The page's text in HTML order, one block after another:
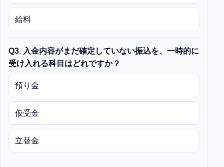
給料
Q3. 入金内容がまだ確定していない振込を、一時的に
受け入れる科目はどれですか？
預り金
仮受金
立替金